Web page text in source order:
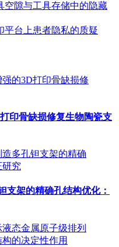
空隙与工具存储中的隐藏
平台上患者隐私的质疑
印骨缺损修复生物陶瓷支
支架的精确孔结构优化：